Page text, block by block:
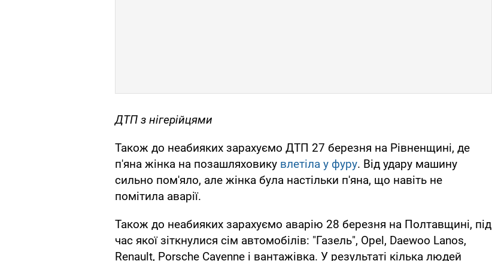
ДТП з нігерійцями
Також до неабияких зарахуємо ДТП 27 березня на Рівненщині, де
п'яна жінка на позашляховику влетіла у фуру. Від удару машину
сильно пом'яло, але жінка була настільки п'яна, що навіть не
помітила аварії.
Також до неабияких зарахуємо аварію 28 березня на Полтавщині, під
час якої зіткнулися сім автомобілів: "Газель", Opel, Daewoo Lanos,
Renault, Porsche Cayenne і вантажівка. У результаті кілька людей